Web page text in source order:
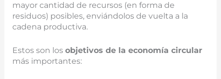
mayor cantidad de recursos (en forma de
residuos) posibles, enviándolos de vuelta a la
cadena productiva.
Estos son los objetivos de la economía circular
más importantes: